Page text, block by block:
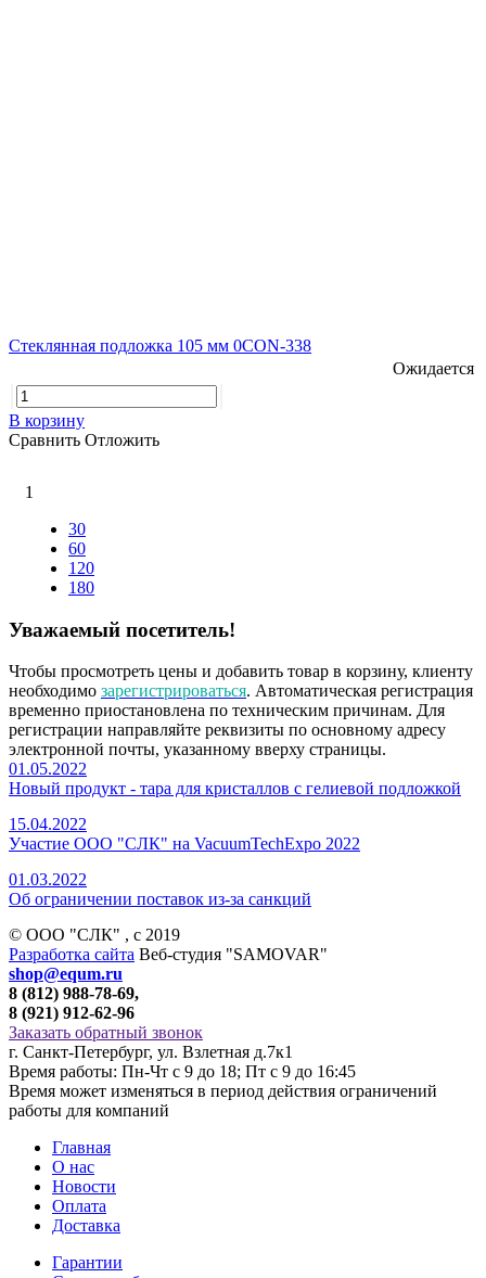
Стеклянная подложка 105 мм 0CON-338
Ожидается
В корзину
Сравнить Отложить
1
30
60
120
180
Уважаемый посетитель!
Чтобы просмотреть цены и добавить товар в корзину, клиенту
необходимо зарегистрироваться. Автоматическая регистрация
временно приостановлена по техническим причинам. Для
регистрации направляйте реквизиты по основному адресу
электронной почты, указанному вверху страницы.
01.05.2022
Новый продукт - тара для кристаллов с гелиевой подложкой
15.04.2022
Участие ООО "СЛК" на VacuumTechExpo 2022
01.03.2022
Об ограничении поставок из-за санкций
© ООО "СЛК" , c 2019
Разработка сайта Веб-студия "SAMOVAR"
shop@equm.ru
8 (812) 988-78-69,
8 (921) 912-62-96
Заказать обратный звонок
г. Санкт-Петербург, ул. Взлетная д.7к1
Время работы: Пн-Чт с 9 до 18; Пт с 9 до 16:45
Время может изменяться в период действия ограничений
работы для компаний
Главная
О нас
Новости
Оплата
Доставка
Гарантии